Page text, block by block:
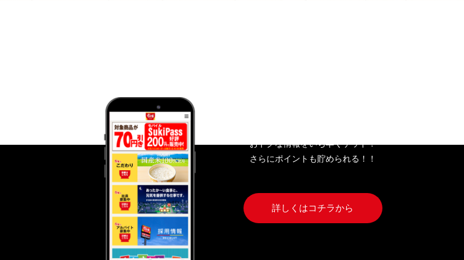
おトクな情報をいち早くゲット！
さらにポイントも貯められる！！
詳しくはコチラから